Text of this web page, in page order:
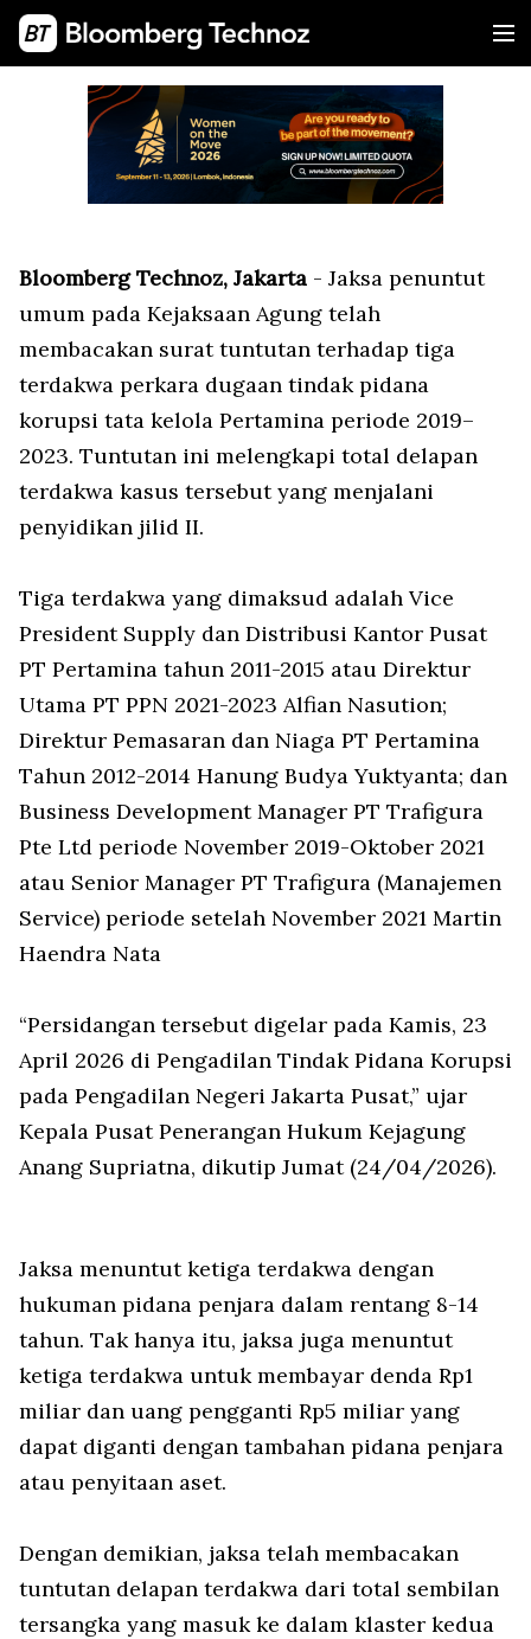
Bloomberg Technoz, Jakarta - Jaksa penuntut
umum pada Kejaksaan Agung telah
membacakan surat tuntutan terhadap tiga
terdakwa perkara dugaan tindak pidana
korupsi tata kelola Pertamina periode 2019–
2023. Tuntutan ini melengkapi total delapan
terdakwa kasus tersebut yang menjalani
penyidikan jilid II.
Tiga terdakwa yang dimaksud adalah Vice
President Supply dan Distribusi Kantor Pusat
PT Pertamina tahun 2011-2015 atau Direktur
Utama PT PPN 2021-2023 Alfian Nasution;
Direktur Pemasaran dan Niaga PT Pertamina
Tahun 2012-2014 Hanung Budya Yuktyanta; dan
Business Development Manager PT Trafigura
Pte Ltd periode November 2019-Oktober 2021
atau Senior Manager PT Trafigura (Manajemen
Service) periode setelah November 2021 Martin
Haendra Nata
“Persidangan tersebut digelar pada Kamis, 23
April 2026 di Pengadilan Tindak Pidana Korupsi
pada Pengadilan Negeri Jakarta Pusat,” ujar
Kepala Pusat Penerangan Hukum Kejagung
Anang Supriatna, dikutip Jumat (24/04/2026).
Jaksa menuntut ketiga terdakwa dengan
hukuman pidana penjara dalam rentang 8-14
tahun. Tak hanya itu, jaksa juga menuntut
ketiga terdakwa untuk membayar denda Rp1
miliar dan uang pengganti Rp5 miliar yang
dapat diganti dengan tambahan pidana penjara
atau penyitaan aset.
Dengan demikian, jaksa telah membacakan
tuntutan delapan terdakwa dari total sembilan
tersangka yang masuk ke dalam klaster kedua